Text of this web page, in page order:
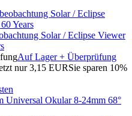
Solar / Eclipse Viewer
Auf Lager + Überprüfung
nur3,15 EURSie sparen 10%